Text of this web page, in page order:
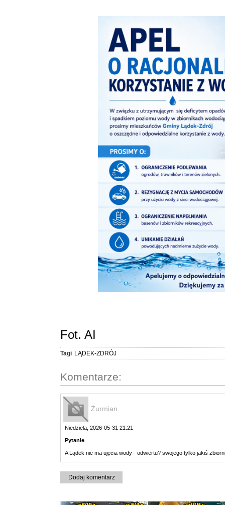
Fot. AI
Tagi LĄDEK-ZDRÓJ
Komentarze:
Żurmian
Niedziela, 2026-05-31 21:21
Pytanie
A Lądek nie ma ujęcia wody - odwiertu? swojego tylko jakiś
Dodaj komentarz